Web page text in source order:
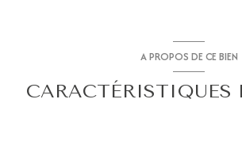
A PROPOS DE CE BIEN
CARACTÉRISTIQUES